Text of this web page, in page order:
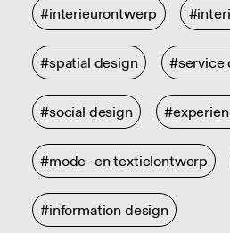
#interieurontwerp
#spatial design #service
#social design
#mode- en textielontwerp
#information design